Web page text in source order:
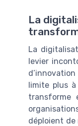
La
La
levier
limite plus à
transforme
déploient